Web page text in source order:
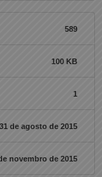
589
100 KB
1
31 de agosto de 2015
novembro de 2015